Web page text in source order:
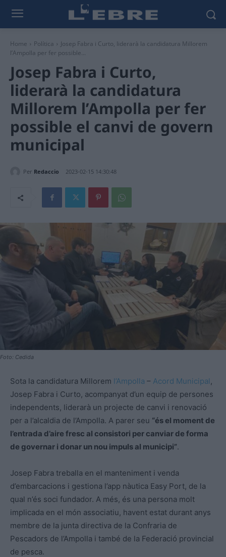
Home Política
Josep Fabra i Curto, liderarà la candidatura Millorem
l’Ampolla per fer possible...
Josep Fabra i Curto,
liderarà la candidatura
Millorem l’Ampolla per fer
possible el canvi de govern
municipal
Per Redaccio 2023-02-15 14:30:48
Foto: Cedida
Sota la candidatura Millorem l’Ampolla – Acord Municipal,
Josep Fabra i Curto, acompanyat d’un equip de persones
independents, liderarà un projecte de canvi i renovació
per a l’alcaldia de l’Ampolla. A parer seu “és el moment de
l’entrada d’aire fresc al consistori per canviar de forma
de governar i donar un nou impuls al municipi”.
Josep Fabra treballa en el manteniment i venda
d’embarcacions i gestiona l’app nàutica Easy Port, de la
qual n’és soci fundador. A més, és una persona molt
implicada en el món associatiu, havent estat durant anys
membre de la junta directiva de la Confraria de
Pescadors de l’Ampolla i també de la Federació provincial
de pesca.